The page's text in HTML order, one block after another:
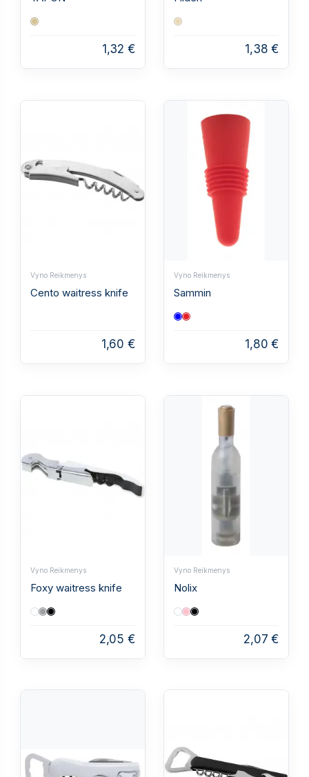
1,32 € 1,38 €
Vyno Reikmenys
Cento waitress knife
1,60 €
Vyno Reikmenys
Sammin
1,80 €
Vyno Reikmenys
Foxy waitress knife
2,05 €
Vyno Reikmenys
Nolix
2,07 €